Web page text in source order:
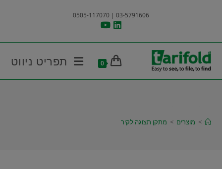
03-5791606 | 0505-117070
0 תפריט ניווט
> מוצרים > מתקן תצוגה לקיר